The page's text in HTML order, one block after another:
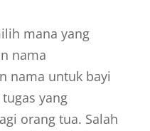
mana yang
nama
nama untuk bayi
yang
orang tua. Salah